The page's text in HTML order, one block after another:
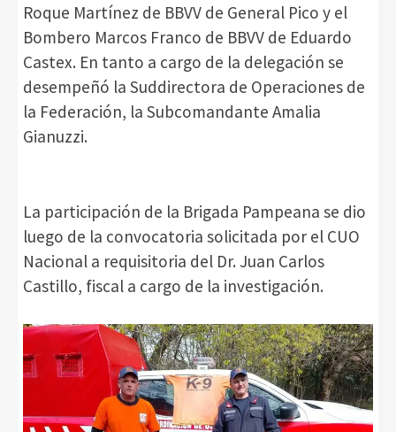
Roque Martínez de BBVV de General Pico y el
Bombero Marcos Franco de BBVV de Eduardo
Castex. En tanto a cargo de la delegación se
desempeñó la Suddirectora de Operaciones de
la Federación, la Subcomandante Amalia
Gianuzzi.
La participación de la Brigada Pampeana se dio
luego de la convocatoria solicitada por el CUO
Nacional a requisitoria del Dr. Juan Carlos
Castillo, fiscal a cargo de la investigación.